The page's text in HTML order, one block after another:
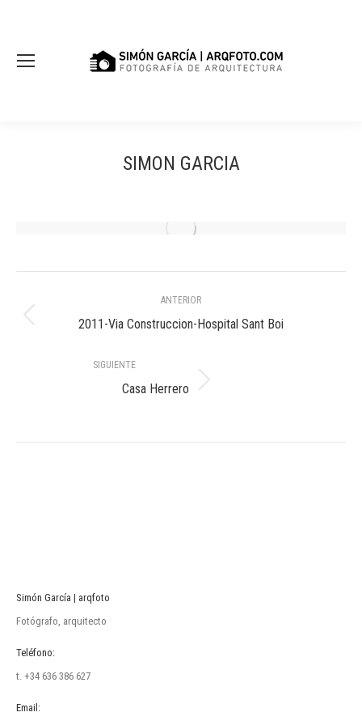
SIMON GARCIA
entre
álbumes
ANTERIOR
Álbum
2011-Via Construccion-Hospital Sant Boi
SIGUIENTE
Álbum
Casa Herrero
Simón García | arqfoto
Fotógrafo, arquitecto
Teléfono:
t. +34 636 386 627
Email: